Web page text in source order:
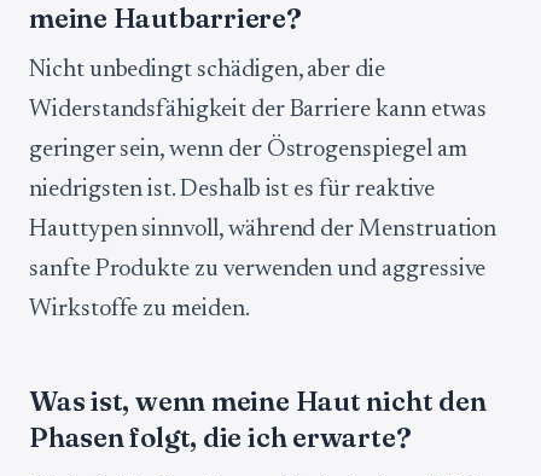
meine Hautbarriere?
Nicht unbedingt schädigen, aber die
Widerstandsfähigkeit der Barriere kann etwas
geringer sein, wenn der Östrogenspiegel am
niedrigsten ist. Deshalb ist es für reaktive
Hauttypen sinnvoll, während der Menstruation
sanfte Produkte zu verwenden und aggressive
Wirkstoffe zu meiden.
Was ist, wenn meine Haut nicht den
Phasen folgt, die ich erwarte?